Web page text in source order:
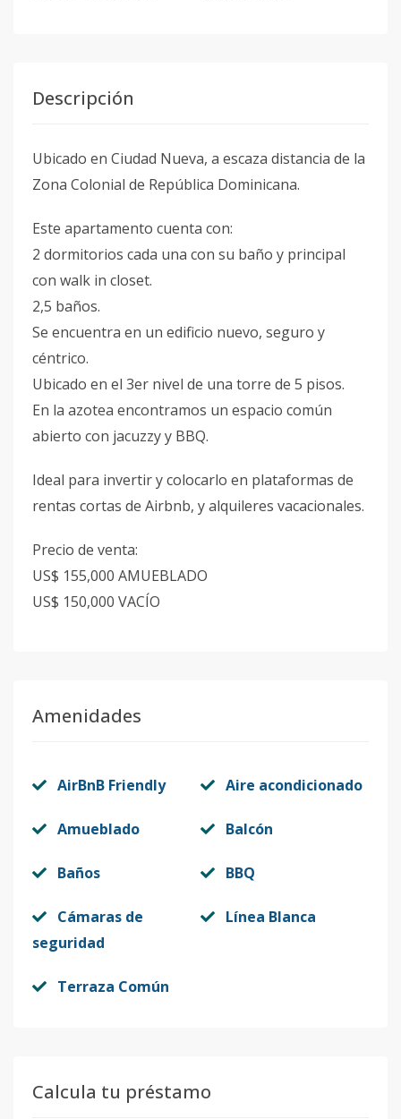
Descripción
Ubicado en Ciudad Nueva, a escaza distancia de la
Zona Colonial de República Dominicana.
Este apartamento cuenta con:
2 dormitorios cada una con su baño y principal
con walk in closet.
2,5 baños.
Se encuentra en un edificio nuevo, seguro y
céntrico.
Ubicado en el 3er nivel de una torre de 5 pisos.
En la azotea encontramos un espacio común
abierto con jacuzzy y BBQ.
Ideal para invertir y colocarlo en plataformas de
rentas cortas de Airbnb, y alquileres vacacionales.
Precio de venta:
US$ 155,000 AMUEBLADO
US$ 150,000 VACÍO
Amenidades
AirBnB Friendly Aire acondicionado
Amueblado Balcón
Baños BBQ
Cámaras de
seguridad
Línea Blanca
Terraza Común
Calcula tu préstamo